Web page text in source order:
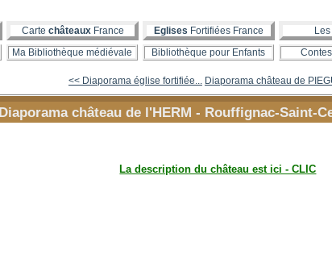
Carte châteauxFrance Eglises Fortifiées France
Ma Bibliothèque médiévale Bibliothèque pour Enfants
<< Diaporama église fortifiée... Diaporama château de
Diaporama château de l'HERM - Rouffignac-Saint-
La description du château est ici - CLIC